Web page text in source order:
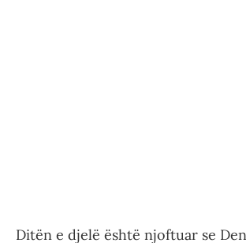
Ditën e djelë është njoftuar se